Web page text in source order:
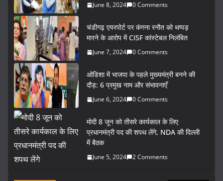
June 8, 2024 0 Comments
चंडीगढ़ एयरपोर्ट पर कंगना रनौत को थप्पड़
मारने के आरोप में CISF कांस्टेबल निलंबित
June 7, 2024 0 Comments
ओडिशा में भाजपा के पहले मुख्यमंत्री बनने की
दौड़: 6 प्रमुख नाम और संभावनाएँ
June 6, 2024 0 Comments
मोदी 8 जून को तीसरे कार्यकाल के लिए
प्रधानमंत्री पद की शपथ लेंगे, NDA की दिल्ली
में बैठक
June 5, 2024 2 Comments